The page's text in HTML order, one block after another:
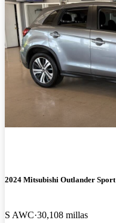
2024 Mitsubishi Outlander Sport
S AWC 30,108 millas